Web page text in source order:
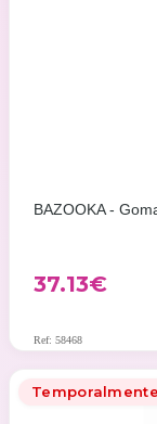
BAZOOKA -
37.13€
Ref: 58468